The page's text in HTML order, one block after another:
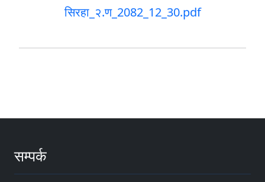
सिरहा_२.ण_2082_12_30.pdf
सम्पर्क